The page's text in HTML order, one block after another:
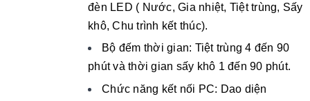
đèn LED ( Nước, Gia nhiệt, Tiệt trùng, Sấy
khô, Chu trình kết thúc).
Bộ đếm thời gian: Tiệt trùng 4 đến 90
phút và thời gian sấy khô 1 đến 90 phút.
Chức năng kết nối PC: Dao diện